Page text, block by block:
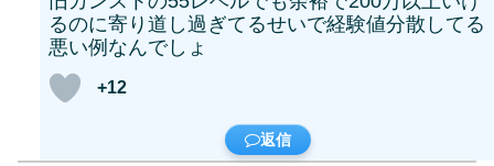
るのに寄り道し過ぎてるせいで経験値分散してる
悪い例なんでしょ
+12
返信